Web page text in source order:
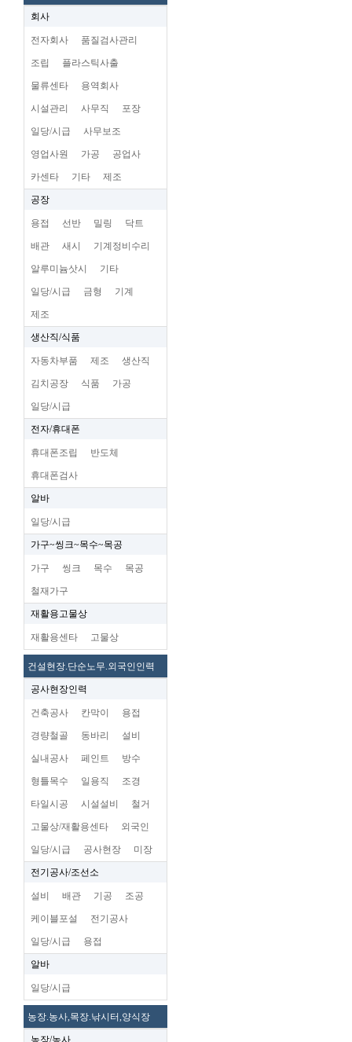
회사
전자회사 품질검사관리
조립 플라스틱사출
물류센타 용역회사
시설관리 사무직 포장
일당/시급 사무보조
영업사원 가공 공업사
카센타 기타 제조
공장
용접 선반 밀링 닥트
배관 새시 기계정비수리
알루미늄삿시 기타
일당/시급 금형 기계
제조
생산직/식품
자동차부품 제조 생산직
김치공장 식품 가공
일당/시급
전자/휴대폰
휴대폰조립 반도체
휴대폰검사
알바
일당/시급
가구~씽크~목수~목공
가구 씽크 목수 목공
철재가구
재활용고물상
재활용센타 고물상
건설현장.단순노무.외국인인력
공사현장인력
건축공사 칸막이 용접
경량철골 동바리 설비
실내공사 페인트 방수
형틀목수 일용직 조경
타일시공 시설설비 철거
고물상/재활용센타 외국인
일당/시급 공사현장 미장
전기공사/조선소
설비 배관 기공 조공
케이블포설 전기공사
일당/시급 용접
알바
일당/시급
농장.농사,목장.낚시터,양식장
농장/농사